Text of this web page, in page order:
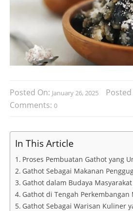
Posted On: January 26, 2025 Posted
Comments: 0
In This Article
Proses Pembuatan Gathot yang
Gathot Sebagai Makanan
Gathot dalam Budaya Masyarakat
Gathot di Tengah
Gathot Sebagai Warisan Kuliner